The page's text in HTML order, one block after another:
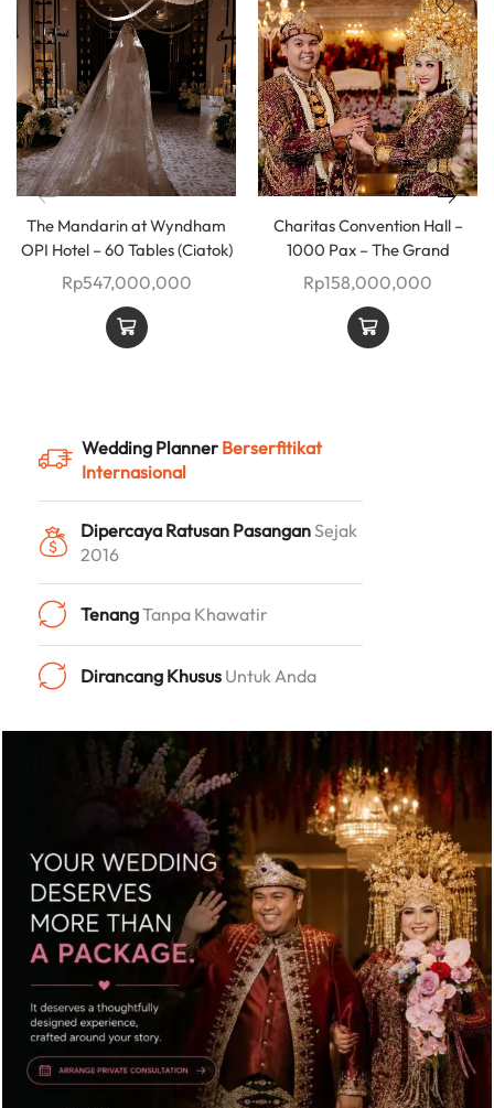
The Mandarin at Wyndham
OPI Hotel – 60 Tables (Ciatok)
Rp547,000,000
Charitas Convention Hall –
1000 Pax – The Grand
Rp158,000,000
Wedding Planner Berserfitikat
Internasional
Dipercaya Ratusan PasanganSejak
2016
TenangTanpa Khawatir
Dirancang Khusus Untuk Anda